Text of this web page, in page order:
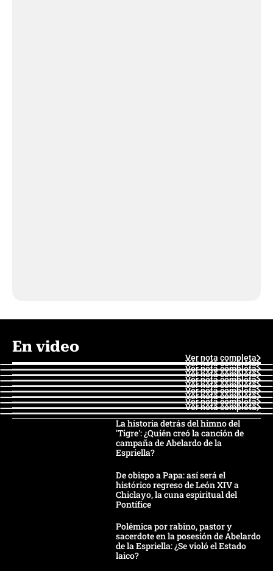
En video
Ver nota completa
Ver nota completa
Ver nota completa
Ver nota completa
Ver nota completa
Ver nota completa
Ver nota completa
Ver nota completa
Ver nota completa
Ver nota completa
La historia detrás del himno del
'Tigre': ¿Quién creó la canción de
campaña de Abelardo de la
Espriella?
De obispo a Papa: así será el
histórico regreso de León XIV a
Chiclayo, la cuna espiritual del
Pontífice
Polémica por rabino, pastor y
sacerdote en la posesión de Abelardo
de la Espriella: ¿Se violó el Estado
laico?